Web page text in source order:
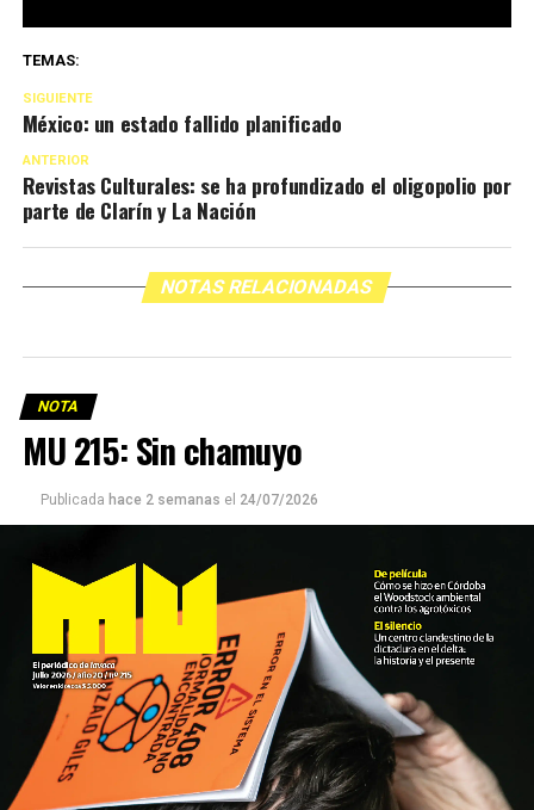
TEMAS:
SIGUIENTE
México: un estado fallido planificado
ANTERIOR
Revistas Culturales: se ha profundizado el oligopolio por
parte de Clarín y La Nación
NOTAS RELACIONADAS
NOTA
MU 215: Sin chamuyo
Publicada hace 2 semanas el 24/07/2026